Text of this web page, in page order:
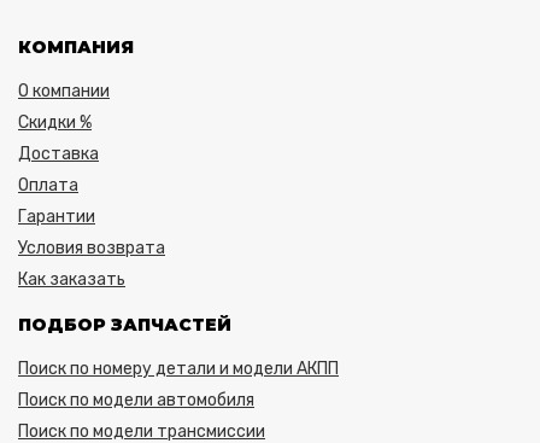
КОМПАНИЯ
О компании
Скидки %
Доставка
Оплата
Гарантии
Условия возврата
Как заказать
ПОДБОР ЗАПЧАСТЕЙ
Поиск по номеру детали и модели АКПП
Поиск по модели автомобиля
Поиск по модели трансмиссии